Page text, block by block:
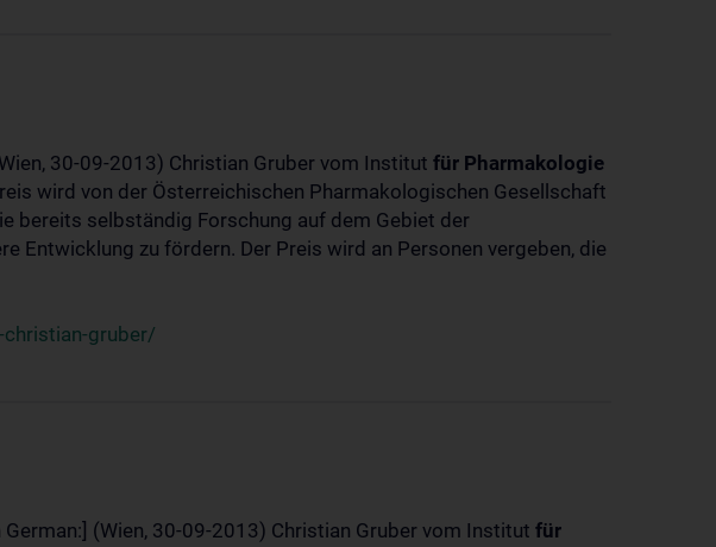
30-09-2013) Christian Gruber vom Institut für Pharmakologie
wird von der Österreichischen Pharmakologischen Gesellschaft
bereits selbständig Forschung auf dem Gebiet der
Entwicklung zu fördern. Der Preis wird an Personen vergeben, die
gruber/
(Wien, 30-09-2013) Christian Gruber vom Institut für